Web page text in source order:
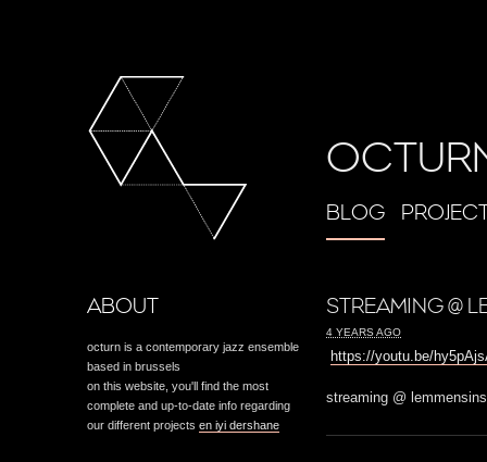
BLOG
ABOUT
octurn is a contemporary jazz ensemble
based in brussels
on this website, you'll find the most
complete and up-to-date info regarding
our different projects en iyi dershane
STREAMING @
4 YEARS AGO
https://youtu.be/
streaming @